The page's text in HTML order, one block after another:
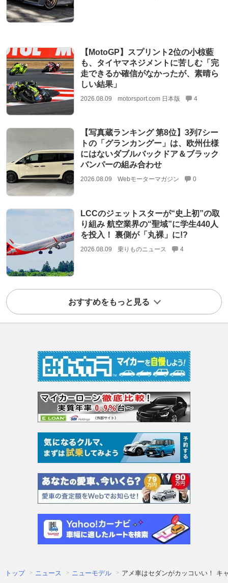
【MotoGP】スプリント2位の小椋藍
も、タイヤマネジメントに苦しむ「完
走できるか確信がなかったが、素晴ら
しい結果」
2026.08.09 motorsport.com 日本版 4
【写真蔵ランキング 第8位】3列7シー
トの「グランカングー」は、欧州仕様
にはないダブルバックドア＆ブラック
バンパーの組み合わせ
2026.08.09 Webモーターマガジン 0
LCCのジェットスターが“史上初”の取
り組み 航空業界の“聖域”に学生440人
を投入！ 裏側が「丸裸」に!?
2026.08.09 乗りものニュース 4
おすすめをもっと見る
トップ ニュース ニューモデル アメ車はセダンがカッコいい！ キ